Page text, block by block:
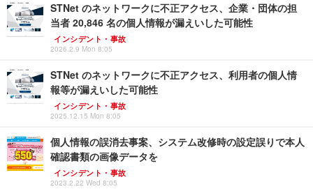
STNet のネットワークに不正アクセス、企業・団体の担
当者 20,846 名の個人情報が漏えいした可能性
インシデント・事故
2026.2.9 Mon 8:05
STNet のネットワークに不正アクセス、利用者の個人情
報等が漏えいした可能性
インシデント・事故
2025.12.15 Mon 8:05
個人情報の誤消去事案、システム改修時の設定誤りで本人
確認書類の画像データを
インシデント・事故
2023.2.22 Wed 8:05